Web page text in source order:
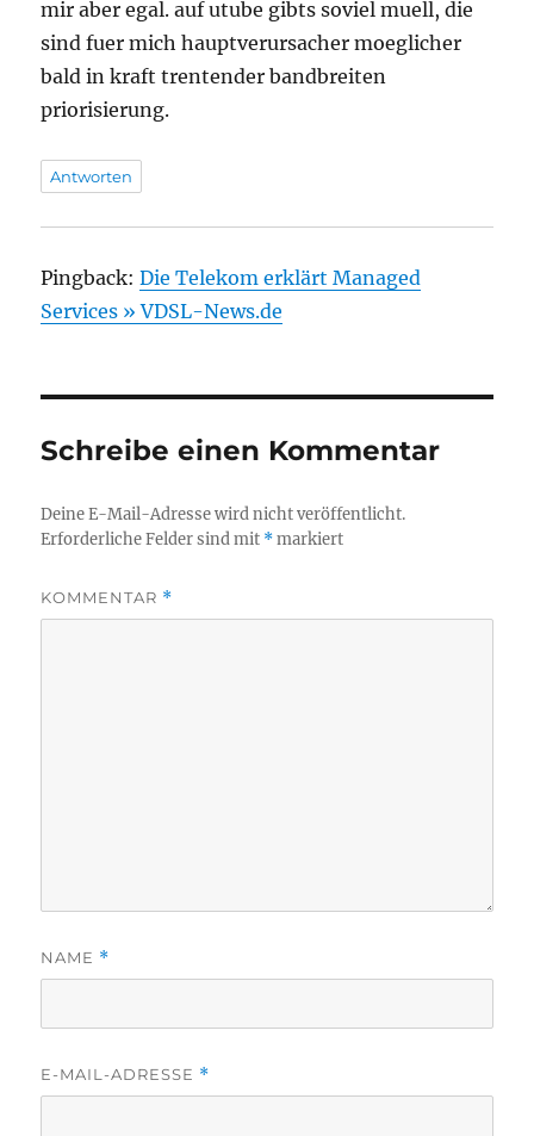
mir aber egal. auf utube gibts soviel muell, die
sind fuer mich hauptverursacher moeglicher
bald in kraft trentender bandbreiten
priorisierung.
Antworten
Pingback:Die Telekom erklärt Managed
Services » VDSL-News.de
Schreibe einen Kommentar
Deine E-Mail-Adresse wird nicht veröffentlicht.
Erforderliche Felder sind mit *markiert
KOMMENTAR *
NAME *
E-MAIL-ADRESSE *